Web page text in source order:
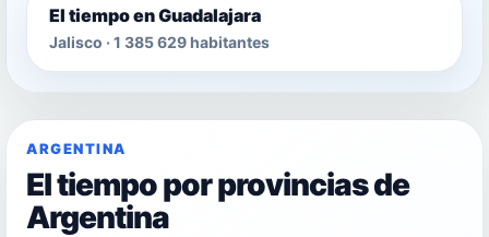
El tiempo en Guadalajara
Jalisco · 1 385 629 habitantes
ARGENTINA
El tiempo por provincias de
Argentina